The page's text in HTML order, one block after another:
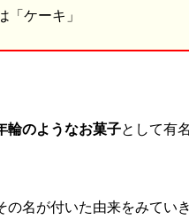
「ケーキ」
輪のようなお菓子として有
の名が付いた由来をみてい